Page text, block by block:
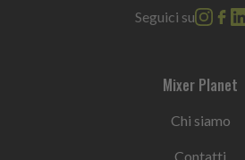
Seguici su
Mixer Planet
Chi siamo
Contatti